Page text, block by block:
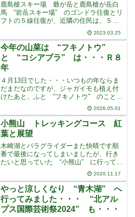
鹿島槍スキー場 爺が岳と鹿島槍が岳白
馬 “岩岳スキー場” のゴンドラ往復とリ
フトの５線往復が、近隣の住民は、５０
０円・・・だということがわかりました
しかし、そのチケットは、滑れない “リ
ゾート入場チケット” だったのですが、
天気のよさに山を
2023.03.25
今年の山菜は “フキノトウ”
と “コシアブラ” は・・・Ｒ８
年
４月13日でした・・・いつもの年ならま
だまだなのですが、ジャガイモも植え付
けたあと、ふと “フキノトウ” のことが
頭に浮かびましたずいぶん前、木崎湖を
歩いたときにいくらか採ってきました
が、いつも採りに行く大谷原はまだまだ
だと思っていました・
2026.05.01
小熊山 トレッキングコース 紅
葉と展望
木崎湖とパラグライダーまた快晴です順
番で最後になってしまいましたが、行き
たいと思っていた “小熊山” に行ってき
ました近くです・・・家からもよく見え
ます“大谷原“ や “鹿島槍スキー場“
は、何度も行っていますが、この林道
は、ずいぶん前に、
2020.11.17
やっと涼しくなり “青木湖” へ
行ってみました・・・ “北アル
プス国際芸術祭2024” も・・・